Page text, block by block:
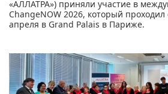
«АЛЛАТРА») приняли участие в
ChangeNOW 2026, который проходил
апреля в Grand Palais в Париже.